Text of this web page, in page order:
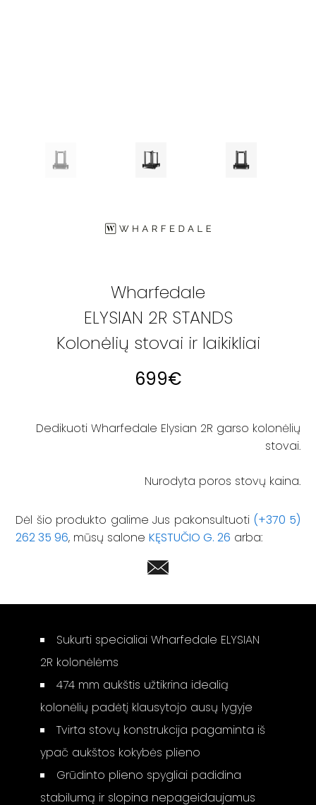
Wharfedale
ELYSIAN 2R STANDS
Kolonėlių stovai ir laikikliai
699€
Dedikuoti Wharfedale Elysian 2R garso kolonėlių
stovai.
Nurodyta poros stovų kaina.
Dėl šio produkto galime Jus pakonsultuoti (+370 5)
262 35 96, mūsų salone KĘSTUČIO G. 26 arba:
Sukurti specialiai Wharfedale ELYSIAN
2R kolonėlėms
474 mm aukštis užtikrina idealią
kolonėlių padėtį klausytojo ausų lygyje
Tvirta stovų konstrukcija pagaminta iš
ypač aukštos kokybės plieno
Grūdinto plieno spygliai padidina
stabilumą ir slopina nepageidaujamus